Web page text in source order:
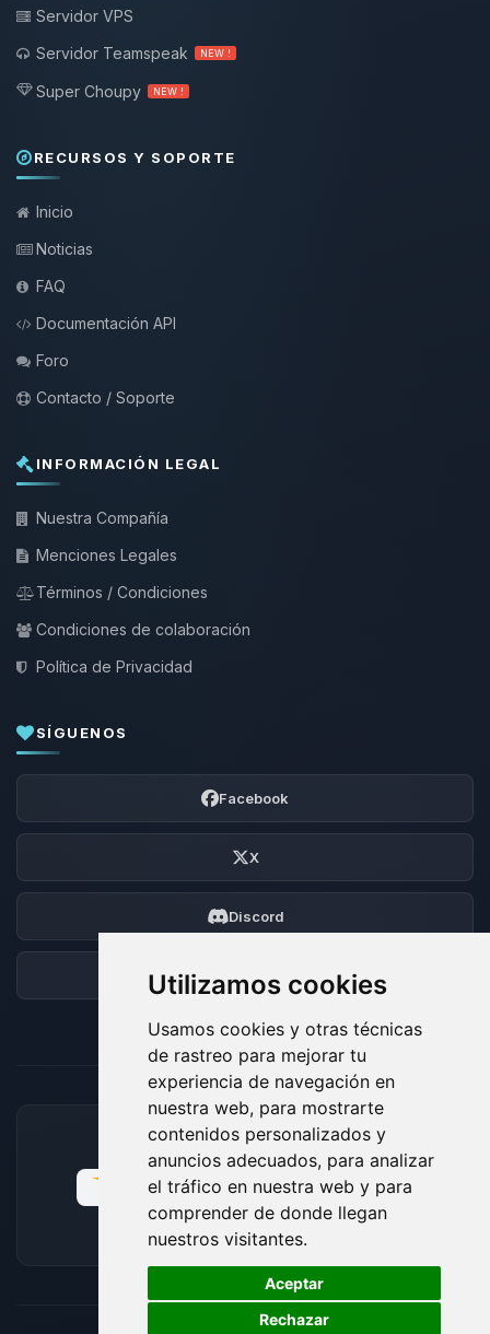
Utilizamos cookies
Usamos cookies y otras técnicas
de rastreo para mejorar tu
experiencia de navegación en
nuestra web, para mostrarte
contenidos personalizados y
anuncios adecuados, para analizar
el tráfico en nuestra web y para
comprender de donde llegan
nuestros visitantes.
Aceptar
Rechazar
Servidor VPS
Servidor Teamspeak
NEW !
Super Choupy NEW !
RECURSOS Y SOPORTE
Inicio
Noticias
FAQ
Documentación API
Foro
Contacto / Soporte
INFORMACIÓN LEGAL
Nuestra Compañía
Menciones Legales
Términos / Condiciones
Condiciones de colaboración
Política de Privacidad
SÍGUENOS
Facebook
X
Discord
Foro
MÉTODOS DE PAGO ACEPTADOS
🍪